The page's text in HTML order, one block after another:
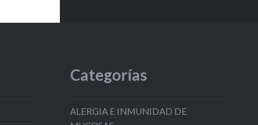
Categorías
ALERGIA E INMUNIDAD DE